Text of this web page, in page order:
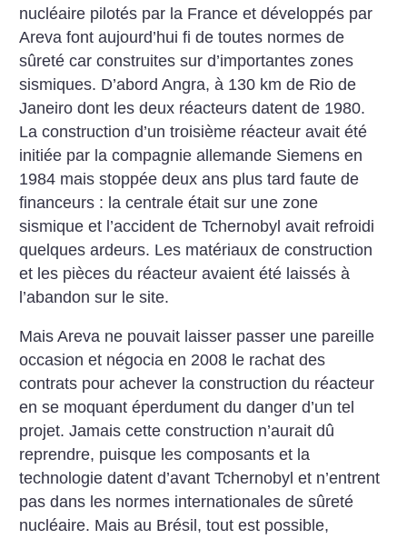
nucléaire pilotés par la France et développés par
Areva font aujourd’hui fi de toutes normes de
sûreté car construites sur d’importantes zones
sismiques. D’abord Angra, à 130 km de Rio de
Janeiro dont les deux réacteurs datent de 1980.
La construction d’un troisième réacteur avait été
initiée par la compagnie allemande Siemens en
1984 mais stoppée deux ans plus tard faute de
financeurs : la centrale était sur une zone
sismique et l’accident de Tchernobyl avait refroidi
quelques ardeurs. Les matériaux de construction
et les pièces du réacteur avaient été laissés à
l’abandon sur le site.
Mais Areva ne pouvait laisser passer une pareille
occasion et négocia en 2008 le rachat des
contrats pour achever la construction du réacteur
en se moquant éperdument du danger d’un tel
projet. Jamais cette construction n’aurait dû
reprendre, puisque les composants et la
technologie datent d’avant Tchernobyl et n’entrent
pas dans les normes internationales de sûreté
nucléaire. Mais au Brésil, tout est possible,